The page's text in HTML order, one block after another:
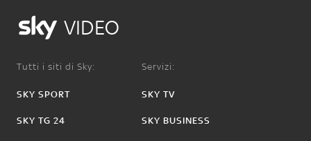
VIDEO
Tutti i siti di Sky:
SKY SPORT
SKY TG 24
Servizi:
SKY TV
SKY BUSINESS